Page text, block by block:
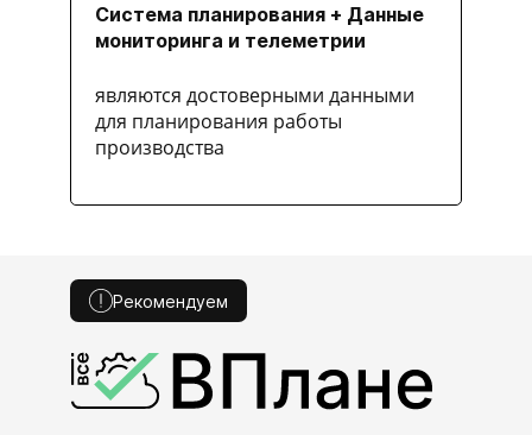
Система планирования + Данные
мониторинга и телеметрии
являются достоверными данными
для планирования работы
производства
Рекомендуем